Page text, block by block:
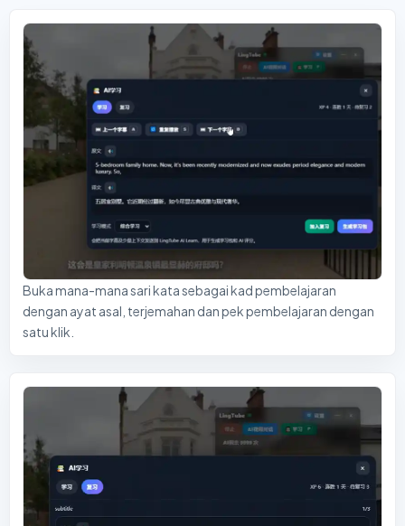
Buka mana-mana sari kata sebagai kad pembelajaran
dengan ayat asal, terjemahan dan pek pembelajaran dengan
satu klik.